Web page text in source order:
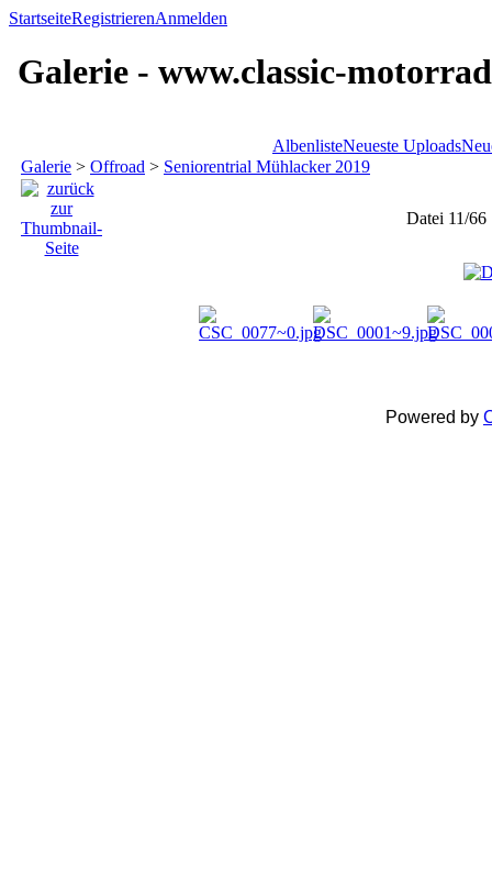
StartseiteRegistrierenAnmelden
Galerie - www.classic-
AlbenlisteNeueste Uploads
Galerie > Offroad > Seniorentrial Mühlacker 2019
Datei 11/66
Powered by